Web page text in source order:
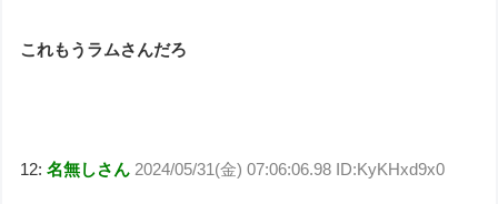
これもうラムさんだろ
12:名無しさん 2024/05/31(金) 07:06:06.98 ID:KyKHxd9x0